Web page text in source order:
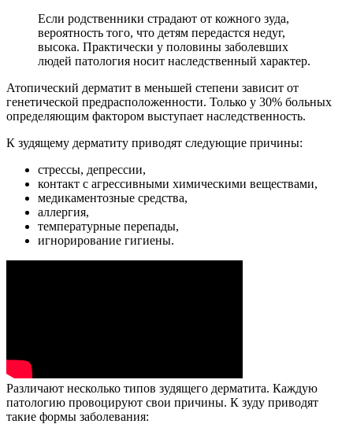
Если родственники страдают от кожного зуда,
вероятность того, что детям передастся недуг,
высока. Практически у половины заболевших
людей патология носит наследственный характер.
Атопический дерматит в меньшей степени зависит от
генетической предрасположенности. Только у 30% больных
определяющим фактором выступает наследственность.
К зудящему дерматиту приводят следующие причины:
стрессы, депрессии,
контакт с агрессивными химическими веществами,
медикаментозные средства,
аллергия,
температурные перепады,
игнорирование гигиены.
Различают несколько типов зудящего дерматита. Каждую
патологию провоцируют свои причины. К зуду приводят
такие формы заболевания: